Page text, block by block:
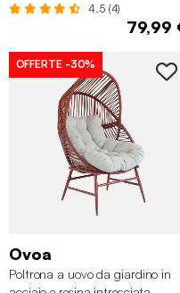
4.5 (4)
79,99
OFFERTE -30%
Ovoa
Poltrona a uovo da giardino in